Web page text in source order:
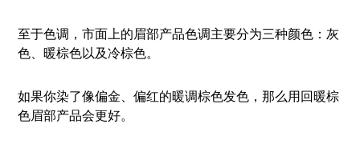
至于色调，市面上的眉部产品色调主要分为三种颜色：灰
色、暖棕色以及冷棕色。
如果你染了像偏金、偏红的暖调棕色发色，那么用回暖棕
色眉部产品会更好。